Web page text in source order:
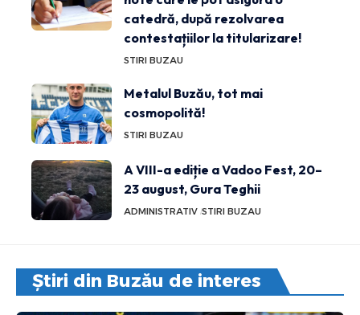
catedră, după rezolvarea
contestațiilor la titularizare!
STIRI BUZAU
Metalul Buzău, tot mai
cosmopolită!
STIRI BUZAU
A VIII-a ediție a Vadoo Fest, 20–
23 august, Gura Teghii
ADMINISTRATIV STIRI BUZAU
Știri din Buzău de interes